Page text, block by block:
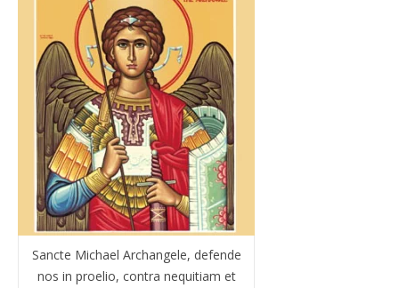
Sancte Michael Archangele, defende
nos in proelio, contra nequitiam et